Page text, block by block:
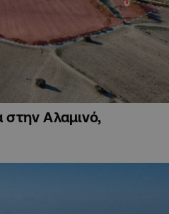
στην Αλαμινό,